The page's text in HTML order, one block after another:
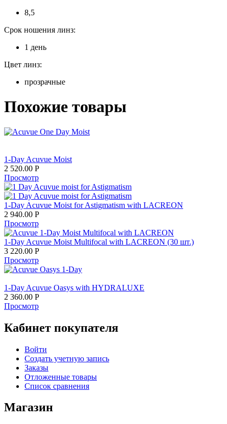
8,5
Срок ношения линз:
1 день
Цвет линз:
прозрачные
Похожие товары
1-Day Acuvue Moist
2 520.00 Р
Просмотр
1-Day Acuvue Moist for Astigmatism with LACREON
2 940.00 Р
Просмотр
1-Day Acuvue Moist Multifocal with LACREON (30 шт.)
3 220.00 Р
Просмотр
1-Day Acuvue Oasys with HYDRALUXE
2 360.00 Р
Просмотр
Кабинет покупателя
Войти
Создать учетную запись
Заказы
Отложенные товары
Список сравнения
Магазин